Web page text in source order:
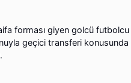
forması giyen golcü futbolcu
geçici transferi konusunda